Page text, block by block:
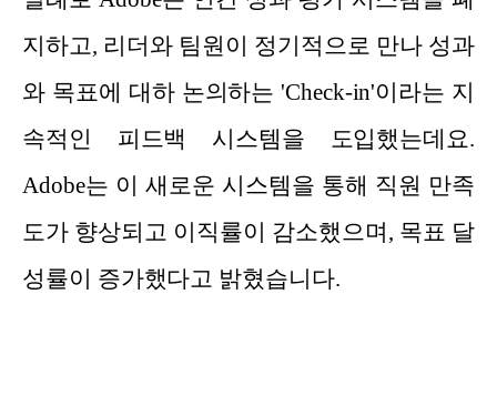
지하고, 리더와 팀원이 정기적으로 만나 성과
와 목표에 대하 논의하는 'Check-in'이라는 지
속적인 피드백 시스템을 도입했는데요.
Adobe는 이 새로운 시스템을 통해 직원 만족
도가 향상되고 이직률이 감소했으며, 목표 달
성률이 증가했다고 밝혔습니다.